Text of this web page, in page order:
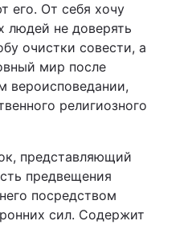
его. От себя хочу
людей не доверять
очистки совести, а
мир после
вероисповедании,
религиозного
представляющий
предвещения
посредством
сил. Содержит